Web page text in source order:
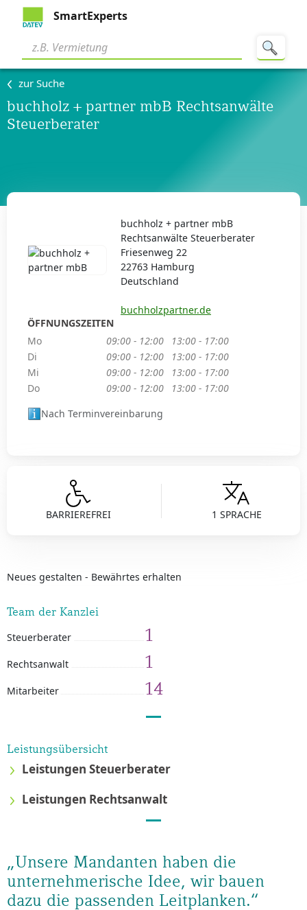
SmartExperts
zur Suche
buchholz + partner mbB Rechtsanwälte
Steuerberater
BARRIEREFREI 1 SPRACHE
Neues gestalten - Bewährtes erhalten
Team der Kanzlei
Steuerberater 1
Rechtsanwalt 1
Mitarbeiter 14
Leistungsübersicht
Leistungen Steuerberater
Leistungen Rechtsanwalt
„Unsere Mandanten haben die
unternehmerische Idee, wir bauen
dazu die passenden Leitplanken.“
buchholz + partner mbB
Rechtsanwälte Steuerberater
Friesenweg 22
22763 Hamburg
Deutschland
buchholzpartner.de
ÖFFNUNGSZEITEN
Mo
09:00 - 12:00
13:00 - 17:00
Di
09:00 - 12:00
13:00 - 17:00
Mi
09:00 - 12:00
13:00 - 17:00
Do
09:00 - 12:00
13:00 - 17:00
Nach Terminvereinbarung